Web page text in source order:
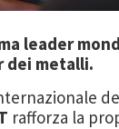
leader
dei metalli.
rafforza la